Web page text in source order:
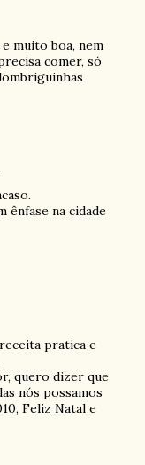
muito boa, nem
comer, só
ênfase na cidade
pratica e
quero dizer que
nós possamos
Feliz Natal e